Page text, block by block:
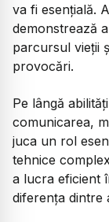
va fi esențială.
demonstrează
parcursul vieții
provocări.
Pe lângă
comunicarea,
juca un rol
tehnice
a lucra eficient
diferența dintre